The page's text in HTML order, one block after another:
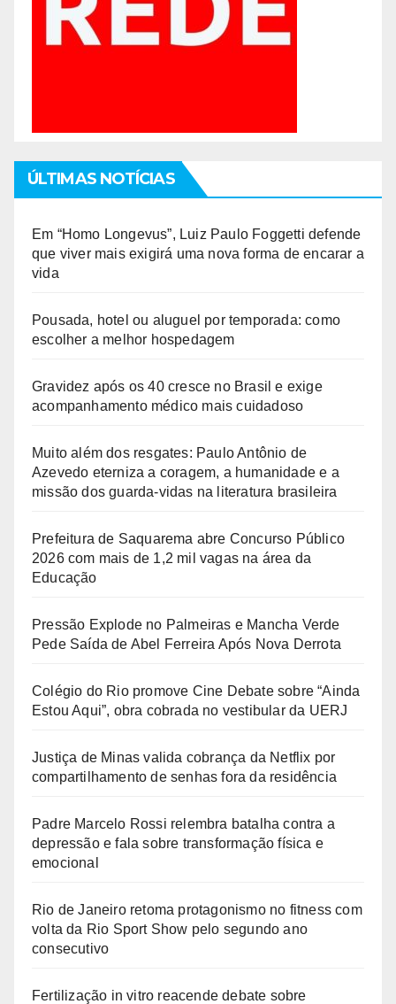
ÚLTIMAS NOTÍCIAS
Em “Homo Longevus”, Luiz Paulo Foggetti defende
que viver mais exigirá uma nova forma de encarar a
vida
Pousada, hotel ou aluguel por temporada: como
escolher a melhor hospedagem
Gravidez após os 40 cresce no Brasil e exige
acompanhamento médico mais cuidadoso
Muito além dos resgates: Paulo Antônio de
Azevedo eterniza a coragem, a humanidade e a
missão dos guarda-vidas na literatura brasileira
Prefeitura de Saquarema abre Concurso Público
2026 com mais de 1,2 mil vagas na área da
Educação
Pressão Explode no Palmeiras e Mancha Verde
Pede Saída de Abel Ferreira Após Nova Derrota
Colégio do Rio promove Cine Debate sobre “Ainda
Estou Aqui”, obra cobrada no vestibular da UERJ
Justiça de Minas valida cobrança da Netflix por
compartilhamento de senhas fora da residência
Padre Marcelo Rossi relembra batalha contra a
depressão e fala sobre transformação física e
emocional
Rio de Janeiro retoma protagonismo no fitness com
volta da Rio Sport Show pelo segundo ano
consecutivo
Fertilização in vitro reacende debate sobre